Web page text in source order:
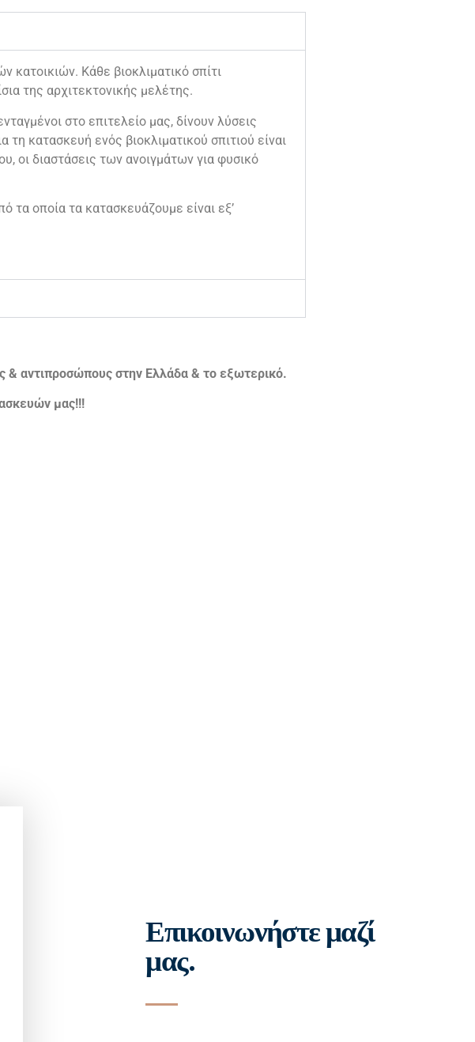
Κάθε βιοκλιματικό σπίτι
της αρχιτεκτονικής μελέτης.
στο επιτελείο μας, δίνουν λύσεις
κατασκευή ενός βιοκλιματικού σπιτιού είναι
οι διαστάσεις των ανοιγμάτων για φυσικό
τα οποία τα κατασκευάζουμε είναι εξ’
& αντιπροσώπους στην Ελλάδα & το εξωτερικό.
μας!!!
Επικοινωνήστε μαζί
μας.